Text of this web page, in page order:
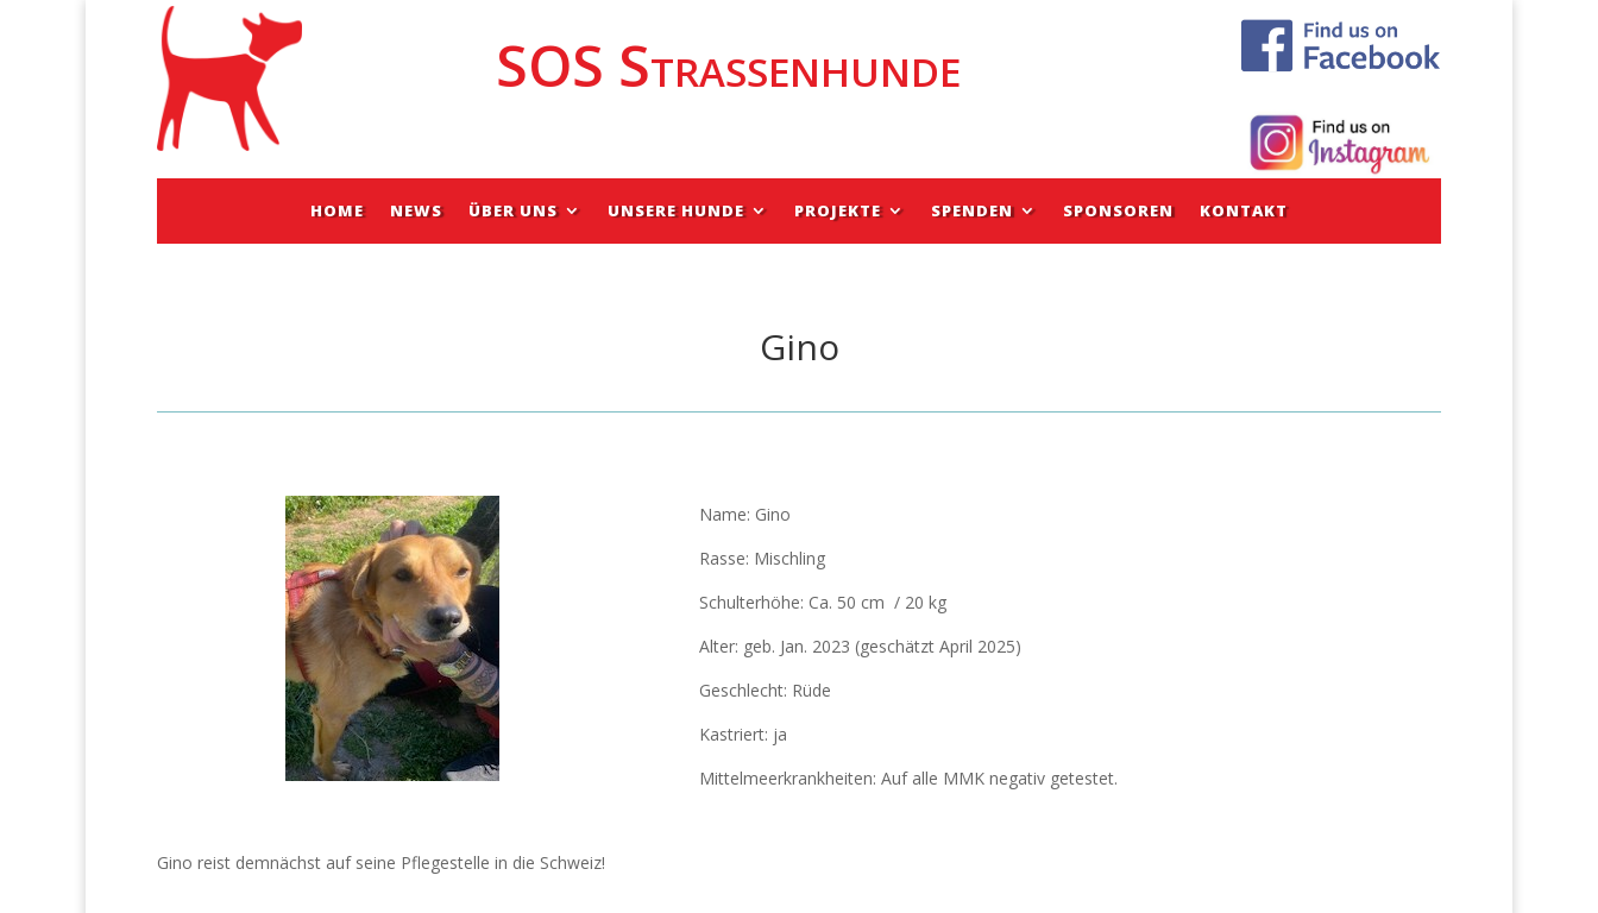
SOS Strassenhunde
HOME NEWS ÜBER UNS UNSERE HUNDE PROJEKTE SPENDEN SPONSOREN KONTAKT
Gino
Name: Gino
Rasse: Mischling
Schulterhöhe: Ca. 50 cm / 20 kg
Alter: geb. Jan. 2023 (geschätzt April 2025)
Geschlecht: Rüde
Kastriert: ja
Mittelmeerkrankheiten: Auf alle MMK negativ getestet.
Gino reist demnächst auf seine Pflegestelle in die Schweiz!